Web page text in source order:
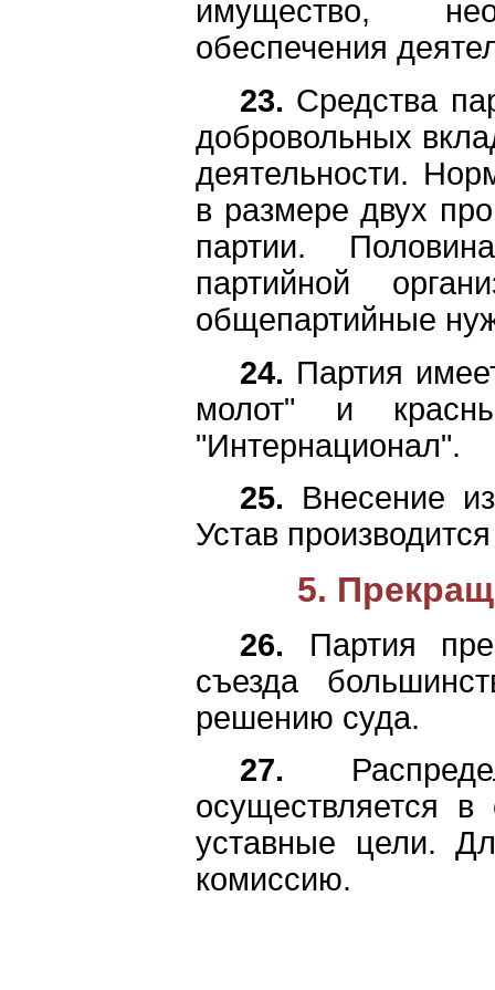
имущество,
обеспечения
23. Средства
добровольных
деятельности.
в размере двух
партии.
партийной
общепартийные
24. Партия
молот" и
"Интернационал".
25. Внесение
Устав
5.
26. Партия
съезда
решению суда.
27.
осуществляется
уставные цели.
комиссию.